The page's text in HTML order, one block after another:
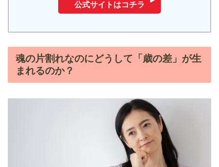
公式サイトはコチラ
魂の片割れなのにどうして「歳の差」が生
まれるのか？